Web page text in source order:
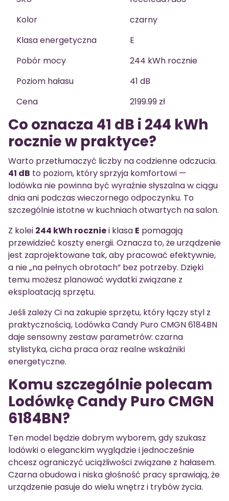
Kolor
czarny
Klasa energetyczna
E
Pobór mocy
244 kWh rocznie
Poziom hałasu
41 dB
Cena
2199.99 zł
Co oznacza 41 dB i 244 kWh
rocznie w praktyce?
Warto przetłumaczyć liczby na codzienne odczucia.
41 dB to poziom, który sprzyja komfortowi —
lodówka nie powinna być wyraźnie słyszalna w ciągu
dnia ani podczas wieczornego odpoczynku. To
szczególnie istotne w kuchniach otwartych na salon.
Z kolei 244 kWh roczniei klasa E pomagają
przewidzieć koszty energii. Oznacza to, że urządzenie
jest zaprojektowane tak, aby pracować efektywnie,
a nie „na pełnych obrotach” bez potrzeby. Dzięki
temu możesz planować wydatki związane z
eksploatacją sprzętu.
Jeśli zależy Ci na zakupie sprzętu, który łączy styl z
praktycznością, Lodówka Candy Puro CMGN 6184BN
daje sensowny zestaw parametrów: czarna
stylistyka, cicha praca oraz realne wskaźniki
energetyczne.
Komu szczególnie polecam
Lodówkę Candy Puro CMGN
6184BN?
Ten model będzie dobrym wyborem, gdy szukasz
lodówki o eleganckim wyglądzie i jednocześnie
chcesz ograniczyć uciążliwości związane z hałasem.
Czarna obudowa i niska głośność pracy sprawiają, że
urządzenie pasuje do wielu wnętrz i trybów życia.